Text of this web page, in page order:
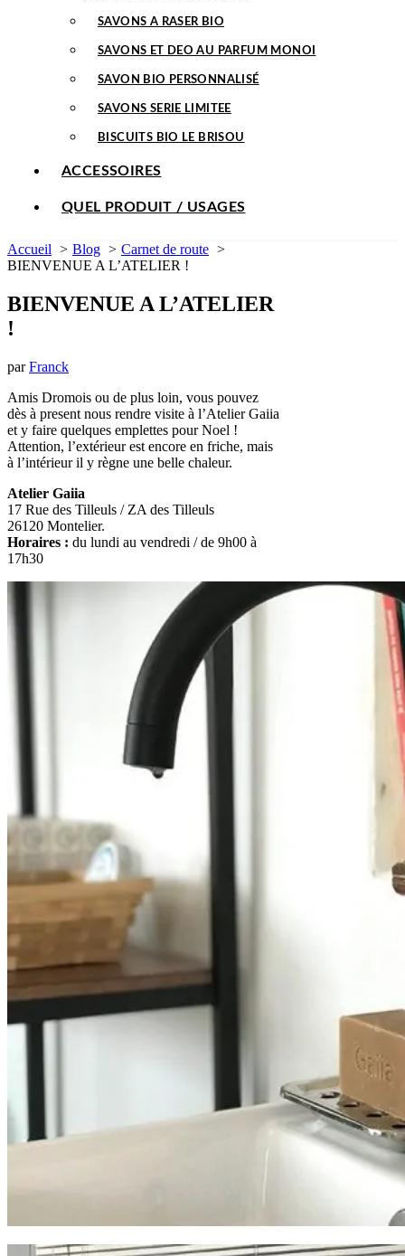
SAVONS A RASER BIO
SAVONS ET DEO AU PARFUM MONOI
SAVON BIO PERSONNALISÉ
SAVONS SERIE LIMITEE
BISCUITS BIO LE BRISOU
ACCESSOIRES
QUEL PRODUIT / USAGES
Accueil Blog
Carnet de route
BIENVENUE A L’ATELIER !
BIENVENUE A L’ATELIER
!
parFranck
Amis Dromois ou de plus loin, vous pouvez
dès à present nous rendre visite à l’Atelier Gaiia
et y faire quelques emplettes pour Noel !
Attention, l’extérieur est encore en friche, mais
à l’intérieur il y règne une belle chaleur.
Atelier Gaiia
17 Rue des Tilleuls / ZA des Tilleuls
26120 Montelier.
Horaires : du lundi au vendredi / de 9h00 à
17h30